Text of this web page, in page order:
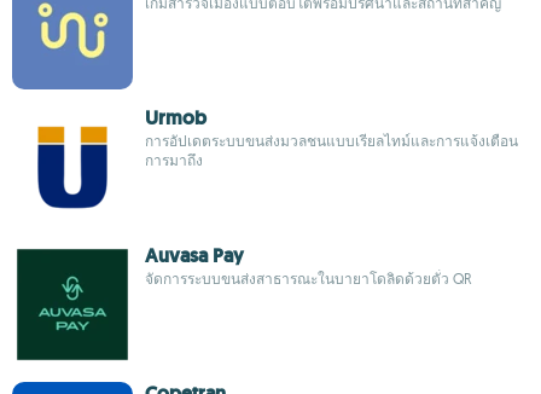
Urmob
การอัปเดตระบบขนส่งมวลชนแบบเรียลไทม์และการแจ้งเตือน
การมาถึง
Auvasa Pay
จัดการระบบขนส่งสาธารณะในบายาโดลิดด้วยตั๋ว QR